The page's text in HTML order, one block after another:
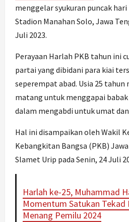
menggelar syukuran puncak
Stadion Manahan Solo, Jawa
Juli 2023.
Perayaan Harlah PKB tahun ini
partai yang dibidani para kiai
seperempat abad. Usia 25 tahun
matang untuk menggapai
dalam mengabdi untuk umat
Hal ini disampaikan oleh Wakil
Kebangkitan Bangsa (PKB)
Slamet Urip pada Senin, 24 Juli
Harlah ke-25, Muhammad
Momentum Satukan Tekad
Menang Pemilu 2024